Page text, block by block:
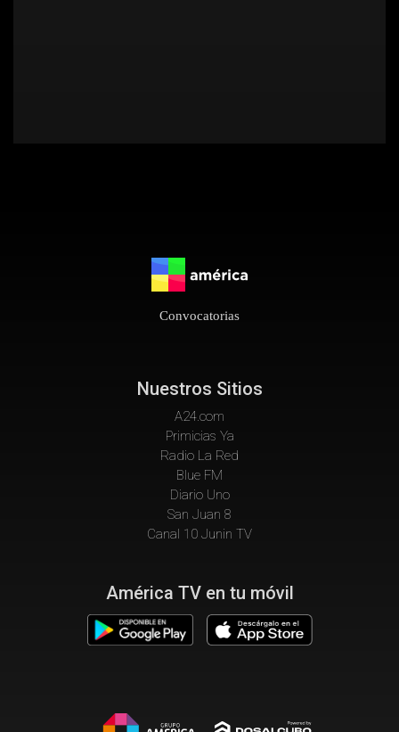
Convocatorias
Nuestros Sitios
A24.com
Primicias Ya
Radio La Red
Blue FM
Diario Uno
San Juan 8
Canal 10 Junin TV
América TV en tu móvil